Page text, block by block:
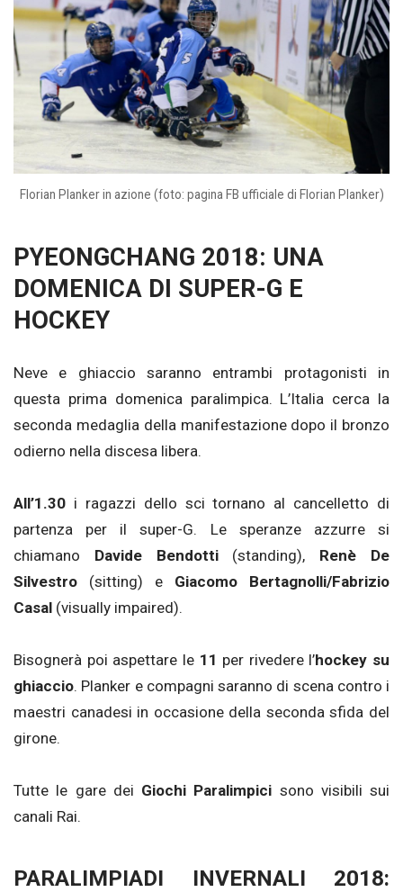
Florian Planker in azione (foto: pagina FB ufficiale di Florian Planker)
PYEONGCHANG 2018: UNA
DOMENICA DI SUPER-G E
HOCKEY
Neve e ghiaccio saranno entrambi protagonisti in
questa prima domenica paralimpica. L’Italia cerca la
seconda medaglia della manifestazione dopo il bronzo
odierno nella discesa libera.
All’1.30 i ragazzi dello sci tornano al cancelletto di
partenza per il super-G. Le speranze azzurre si
chiamano Davide Bendotti(standing), Renè De
Silvestro (sitting) e Giacomo Bertagnolli/Fabrizio
Casal (visually impaired).
Bisognerà poi aspettare le 11 per rivedere l’hockey su
ghiaccio. Planker e compagni saranno di scena contro i
maestri canadesi in occasione della seconda sfida del
girone.
Tutte le gare dei Giochi Paralimpici sono visibili sui
canali Rai.
PARALIMPIADI INVERNALI 2018: